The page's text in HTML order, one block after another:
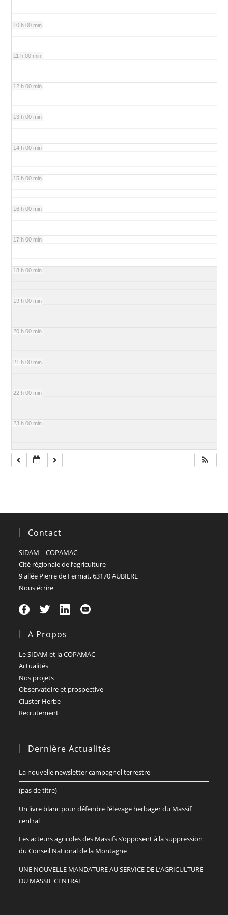
10 h 00 min
11 h 00 min
12 h 00 min
13 h 00 min
14 h 00 min
15 h 00 min
16 h 00 min
17 h 00 min
18 h 00 min
19 h 00 min
20 h 00 min
21 h 00 min
22 h 00 min
23 h 00 min
Contact
SIDAM – COPAMAC
Cité régionale de l’agriculture
9 allée Pierre de Fermat, 63170 AUBIERE
Nous écrire
A Propos
Le SIDAM et la COPAMAC
Actualités
Nos projets
Observatoire et prospective
Cluster Herbe
Recrutement
Dernière Actualités
La nouvelle newsletter campagnol terrestre
(pas de titre)
Un livre blanc pour défendre l’élevage herbager du Massif
central
Les acteurs agricoles des Massifs s’opposent à la suppression
du Conseil National de la Montagne
UNE NOUVELLE MANDATURE AU SERVICE DE L’AGRICULTURE
DU MASSIF CENTRAL